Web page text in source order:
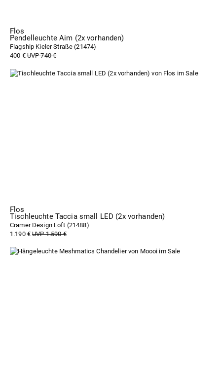
Flos
Pendelleuchte Aim (2x vorhanden)
Flagship Kieler Straße (21474)
400 €UVP 740 €
Flos
Tischleuchte Taccia small LED (2x vorhanden)
Cramer Design Loft (21488)
1.190 €UVP 1.590 €